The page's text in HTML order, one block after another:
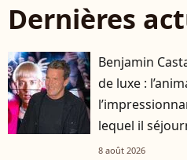
Dernières
Benjamin
de luxe :
lequel il
8 août 2026